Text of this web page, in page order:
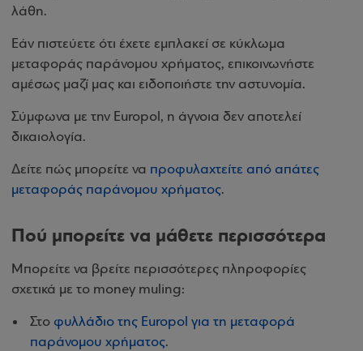
λάθη.
Εάν πιστεύετε ότι έχετε εμπλακεί σε κύκλωμα
μεταφοράς παράνομου χρήματος, επικοινωνήστε
αμέσως μαζί μας και ειδοποιήστε την αστυνομία.
Σύμφωνα με την Europol, η άγνοια δεν αποτελεί
δικαιολογία.
Δείτε πώς μπορείτε να προφυλαχτείτε από απάτες
μεταφοράς παράνομου χρήματος.
Πού μπορείτε να μάθετε περισσότερα
Μπορείτε να βρείτε περισσότερες πληροφορίες
σχετικά με το money muling:
Στο φυλλάδιο της Europol για τη μεταφορά
παράνομου χρήματος.